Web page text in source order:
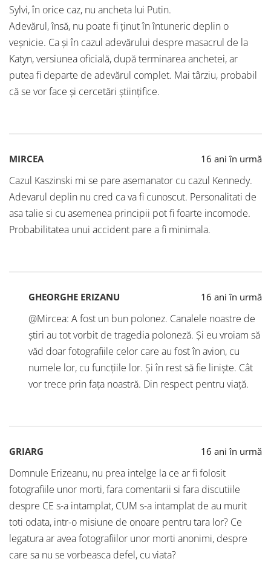
Sylvi, în orice caz, nu ancheta lui Putin.
Adevărul, însă, nu poate fi ținut în întuneric deplin o
veșnicie. Ca și în cazul adevărului despre masacrul de la
Katyn, versiunea oficială, după terminarea anchetei, ar
putea fi departe de adevărul complet. Mai târziu, probabil
că se vor face și cercetări științifice.
MIRCEA 16 ani în urmă
Cazul Kaszinski mi se pare asemanator cu cazul Kennedy.
Adevarul deplin nu cred ca va fi cunoscut. Personalitati de
asa talie si cu asemenea principii pot fi foarte incomode.
Probabilitatea unui accident pare a fi minimala.
GHEORGHE ERIZANU 16 ani în urmă
@Mircea: A fost un bun polonez. Canalele noastre de
știri au tot vorbit de tragedia poloneză. Și eu vroiam să
văd doar fotografiile celor care au fost în avion, cu
numele lor, cu funcțiile lor. Și în rest să fie liniște. Cât
vor trece prin fața noastră. Din respect pentru viață.
GRIARG 16 ani în urmă
Domnule Erizeanu, nu prea intelge la ce ar fi folosit
fotografiile unor morti, fara comentarii si fara discutiile
despre CE s-a intamplat, CUM s-a intamplat de au murit
toti odata, intr-o misiune de onoare pentru tara lor? Ce
legatura ar avea fotografiilor unor morti anonimi, despre
care sa nu se vorbeasca defel, cu viata?